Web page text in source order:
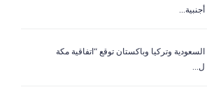
أجنبية...
السعودية وتركيا وباكستان توقع “اتفاقية مكة
ل...